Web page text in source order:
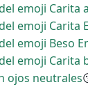
emoji Carita
emoji Carita
emoji Beso
emoji Carita
ojos neutrales